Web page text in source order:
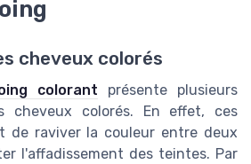
cheveux colorés
colorant présente plusieurs
cheveux colorés. En effet, ces
de raviver la couleur entre deux
l'affadissement des teintes. Par